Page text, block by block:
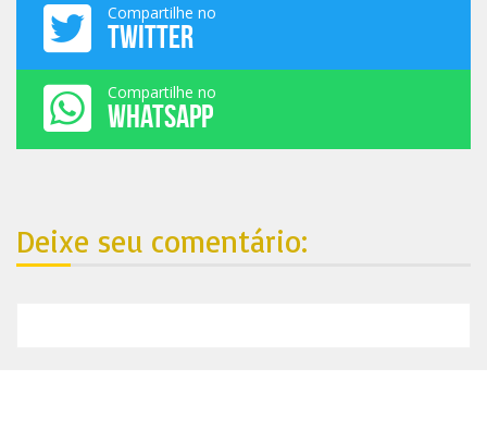
Compartilhe no
TWITTER
Compartilhe no
WHATSAPP
Deixe seu comentário: